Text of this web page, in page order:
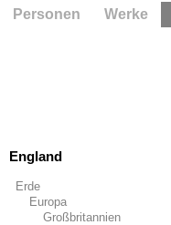
England
Erde
Europa
Großbritannien
Personen Werke